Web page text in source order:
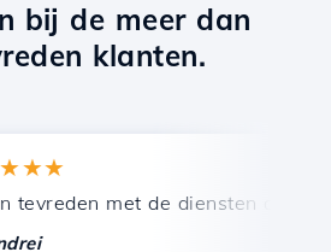
bij de meer dan
klanten.
ondersteuning.
met de diensten die door